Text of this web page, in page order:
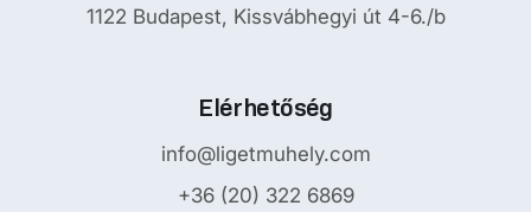
1122 Budapest, Kissvábhegyi út 4-6./b
Elérhetőség
info@ligetmuhely.com
+36 (20) 322 6869